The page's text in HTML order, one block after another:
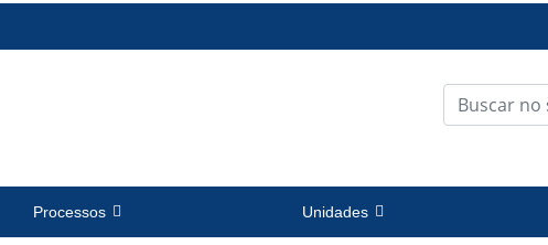
Processos Unidades